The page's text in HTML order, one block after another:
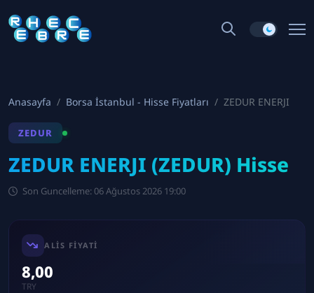
Anasayfa Borsa İstanbul - Hisse Fiyatları ZEDUR ENERJI
ZEDUR
ZEDUR ENERJI (ZEDUR) Hisse
Son Guncelleme: 06 Ağustos 2026 19:00
ALIS FIYATI
8,00
TRY